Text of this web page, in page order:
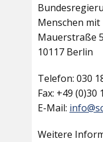
Menschen
Mauerstraße
10117 Berlin
Telefon: 030
Fax: +49 (0)30
E-Mail:
Weitere